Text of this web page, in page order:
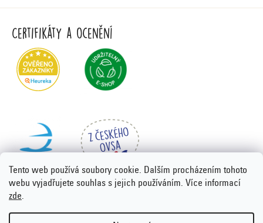
Tento web používá soubory cookie. Dalším procházením tohoto
webu vyjadřujete souhlas s jejich používáním. Více informací
zde.
Certifikáty a ocenění